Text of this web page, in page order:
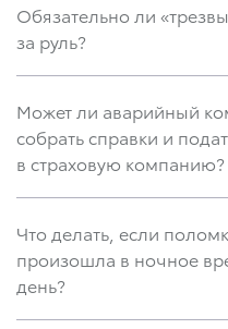
Обязательно ли
за руль?
Может ли аварийный
собрать справки и
в страховую компанию?
Что делать, если
произошла в ночное
день?